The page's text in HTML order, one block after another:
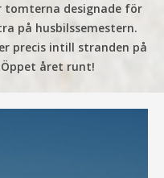
tomterna designade för
på husbilssemestern.
precis intill stranden på
Öppet året runt!